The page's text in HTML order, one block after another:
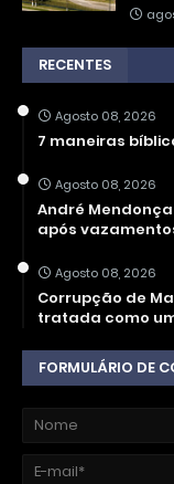
RECENTES
Agosto 08, 2026
7 maneiras
Agosto 08, 2026
André
após
Agosto 08, 2026
Corrupção de
tratada como
FORMULÁRIO DE